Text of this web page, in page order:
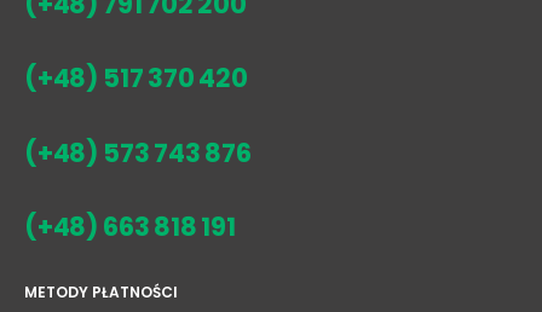
(+48) 517 370 420
(+48) 573 743 876
(+48) 663 818 191
METODY PŁATNOŚCI